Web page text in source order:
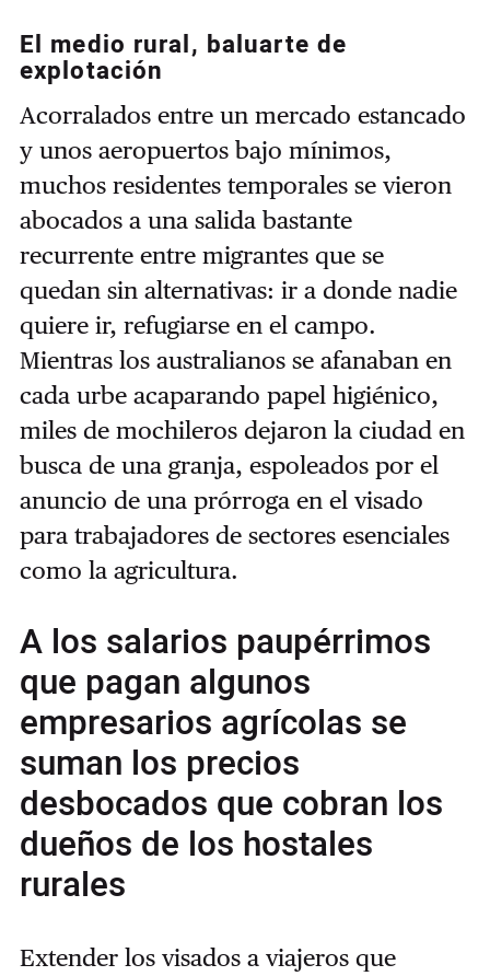
El medio rural, baluarte de
explotación
Acorralados entre un mercado estancado
y unos aeropuertos bajo mínimos,
muchos residentes temporales se vieron
abocados a una salida bastante
recurrente entre migrantes que se
quedan sin alternativas: ir a donde nadie
quiere ir, refugiarse en el campo.
Mientras los australianos se afanaban en
cada urbe acaparando papel higiénico,
miles de mochileros dejaron la ciudad en
busca de una granja, espoleados por el
anuncio de una prórroga en el visado
para trabajadores de sectores esenciales
como la agricultura.
A los salarios paupérrimos
que pagan algunos
empresarios agrícolas se
suman los precios
desbocados que cobran los
dueños de los hostales
rurales
Extender los visados a viajeros que